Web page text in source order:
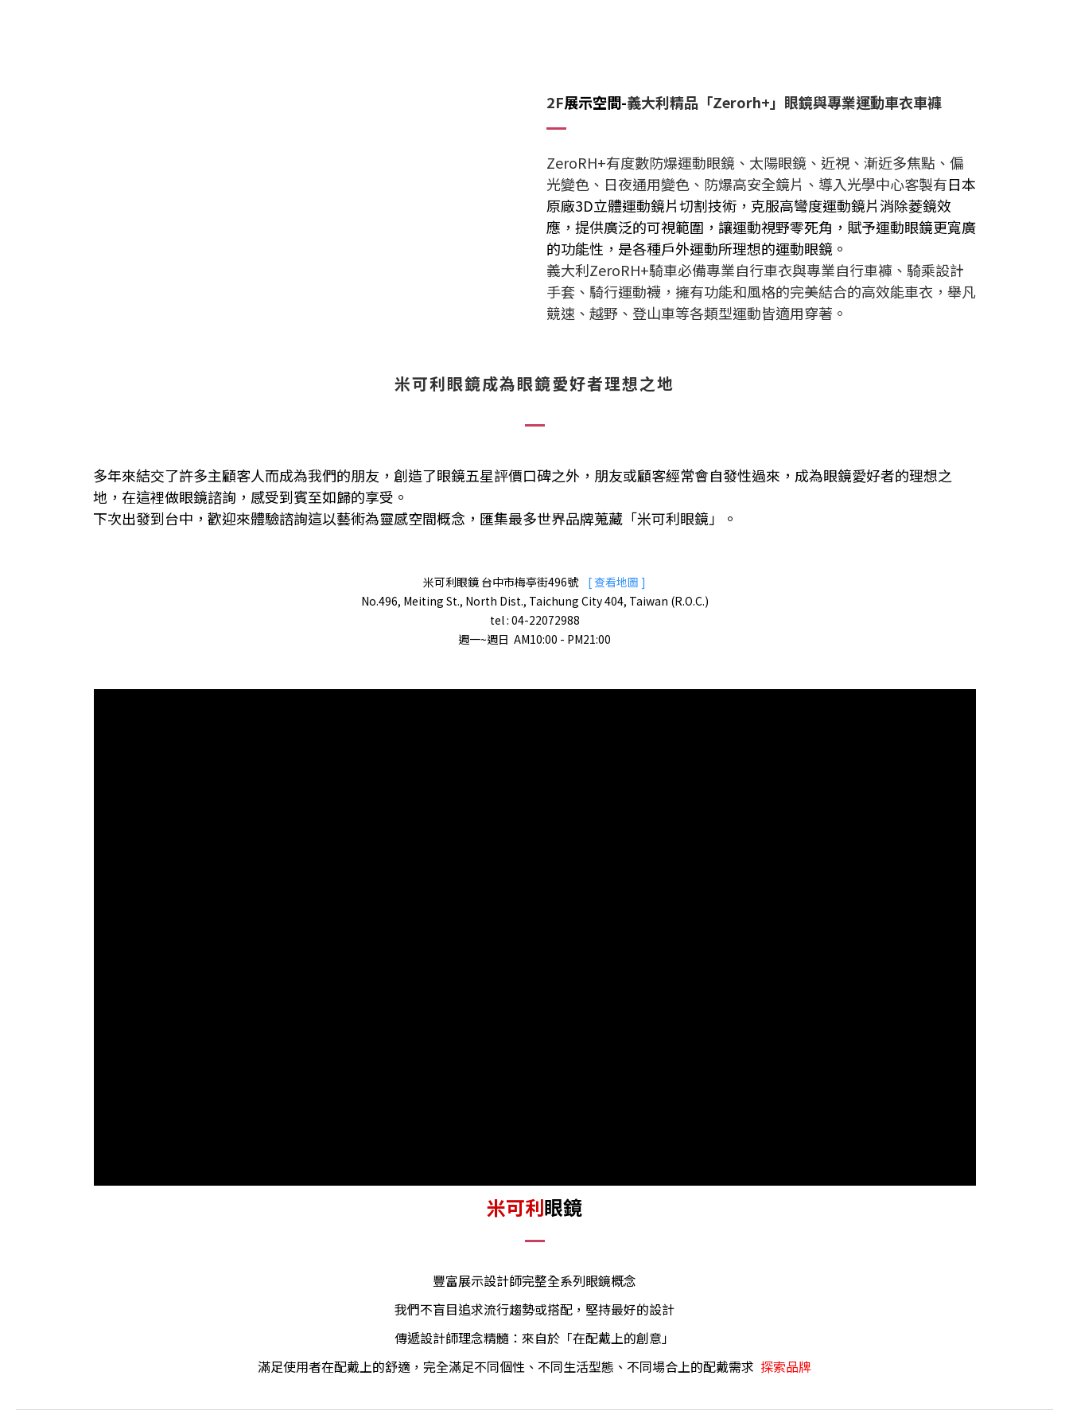
2F展示空間-義大利精品「Zerorh+」眼鏡與專業運動車衣車褲
ZeroRH+有度數防爆運動眼鏡、太陽眼鏡、近視、漸近多焦點、偏
光變色、日夜通用變色、防爆高安全鏡片、導入光學中心客製有日本
原廠3D立體運動鏡片切割技術，克服高彎度運動鏡片消除菱鏡效
應，提供廣泛的可視範圍，讓運動視野零死角，賦予運動眼鏡更寬廣
的功能性，是各種戶外運動所理想的運動眼鏡 。
義大利ZeroRH+騎車必備專業自行車衣與專業自行車褲、騎乘設計
手套、騎行運動襪，擁有功能和風格的完美結合的高效能車衣，舉凡
競速、越野、登山車等各類型運動皆適用穿著。
米可利眼鏡成為眼鏡愛好者理想之地
多年來結交了許多主顧客人而成為我們的朋友，創造了眼鏡五星評價口碑之外， 朋友或顧客經常會自發性過來 ， 成為眼鏡愛好者的理想之
地 ， 在這裡做眼鏡諮詢，感受到賓至如歸的享受。
下次出發到台中，歡迎來體驗諮詢這以藝術為靈感空間概念，匯集最多世界品牌蒐藏「米可利眼鏡」。
米可利眼鏡 台中市梅亭街496號 [查看地圖 ]
No.496, Meiting St., North Dist., Taichung City 404, Taiwan (R.O.C.)
tel : 04-22072988
週一~週日 AM10:00 - PM21:00
米可利眼鏡
豐富展示設計師完整全系列眼鏡概念
我們不盲目追求流行趨勢或搭配，堅持最好的設計
傳遞設計師理念精髓：來自於「在配戴上的創意」
滿足使用者在配戴上的舒適，完全滿足不同個性 、不同生活型態、不同場合上的配戴需求 探索品牌